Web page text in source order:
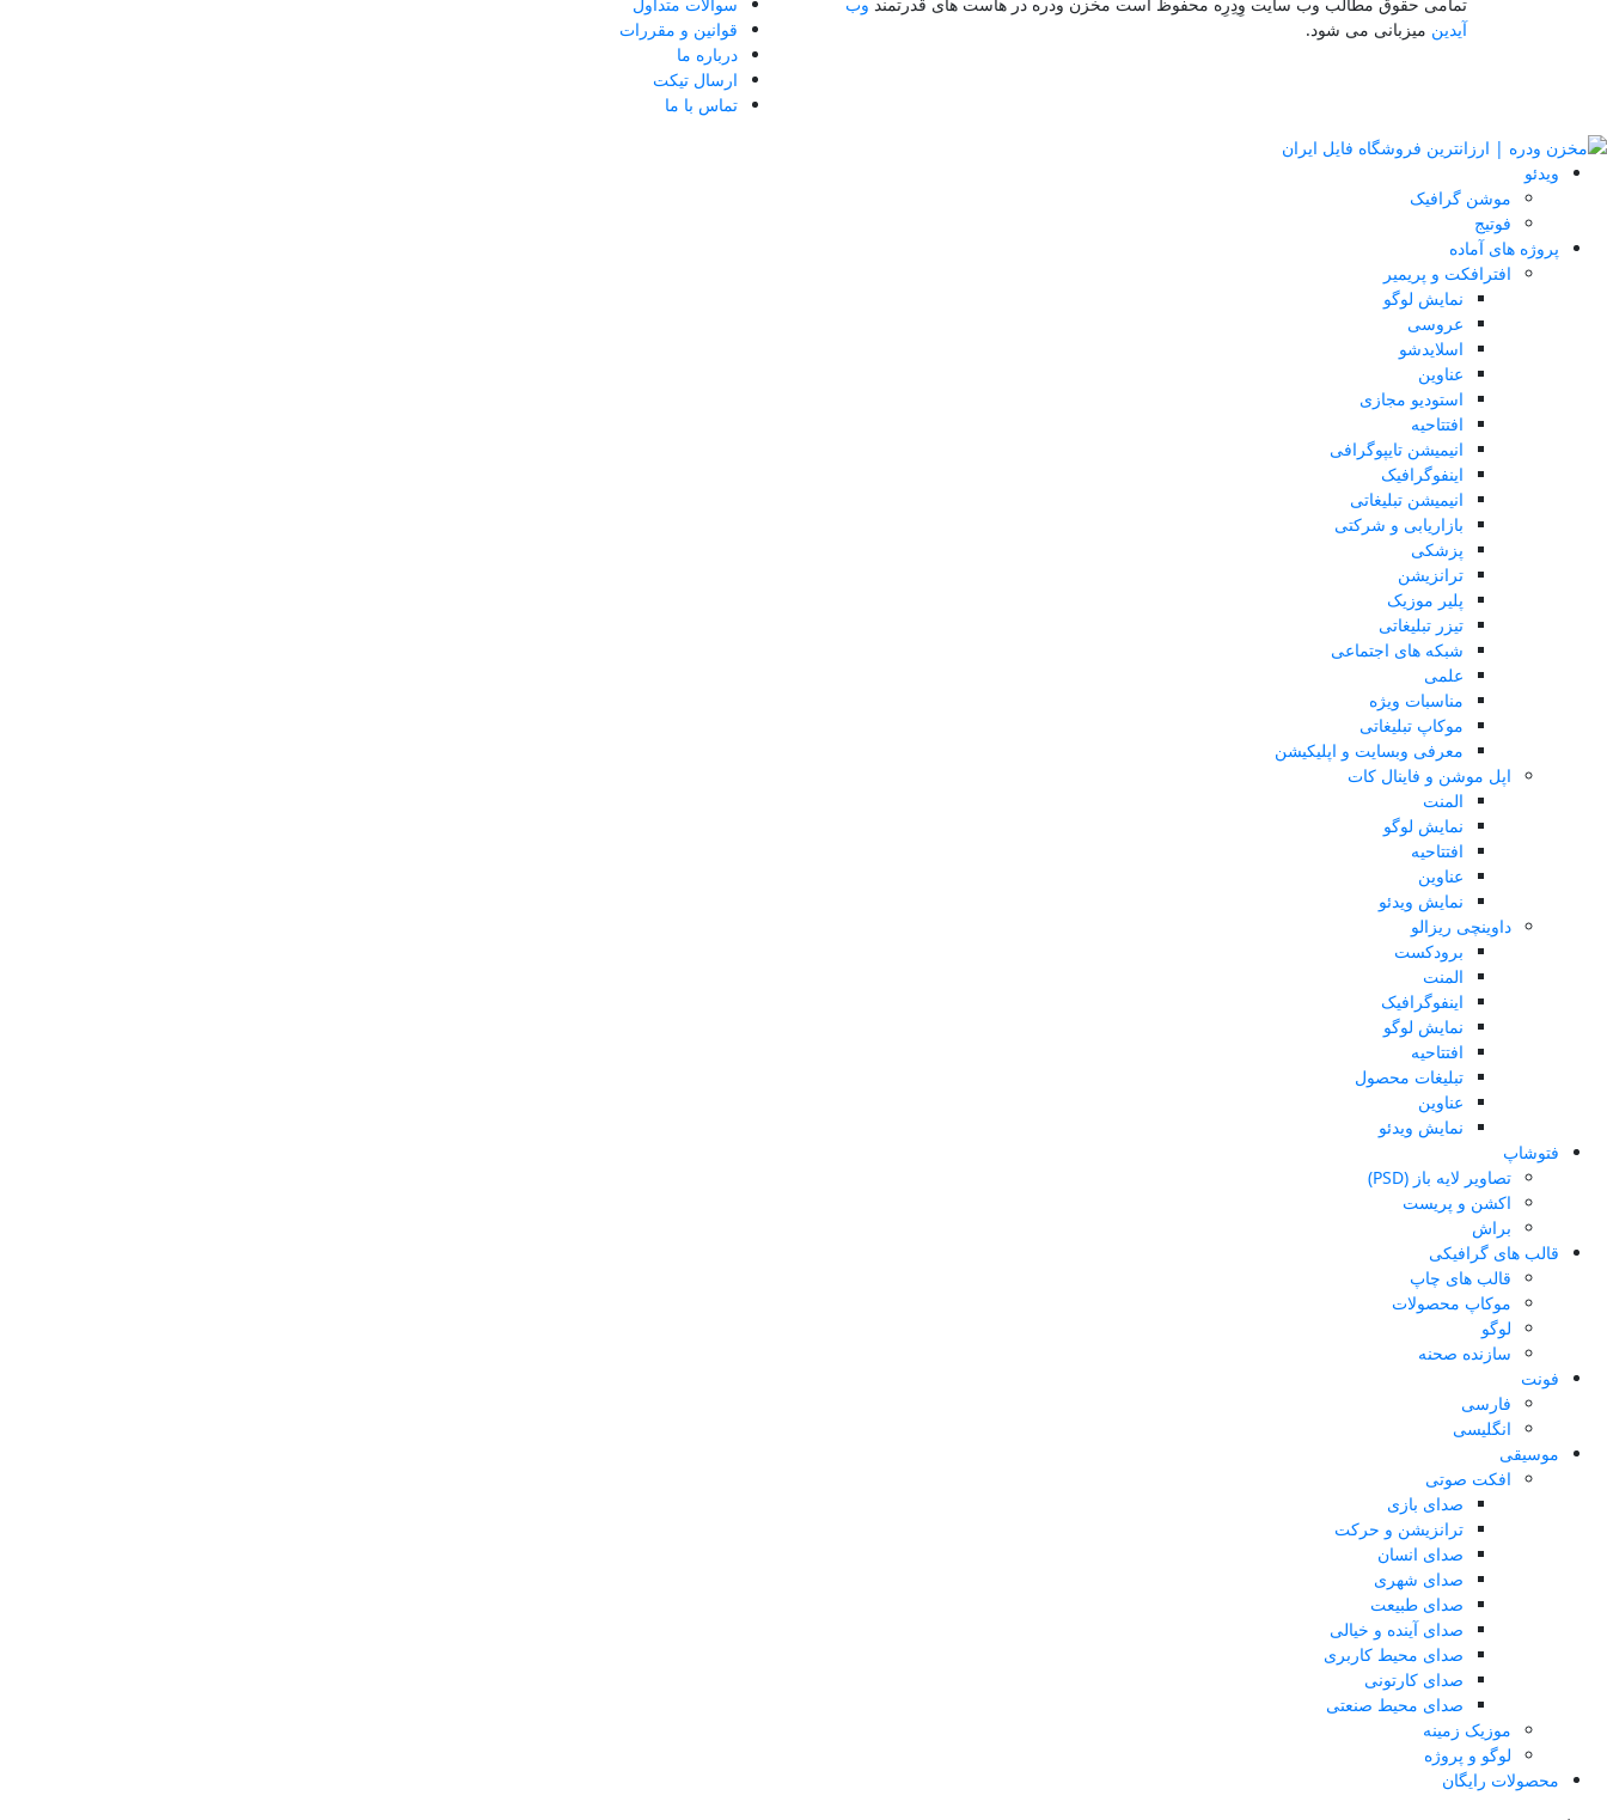
آیدین میزبانی می شود.
قوانین و مقررات
درباره ما
ارسال تیکت
تماس با ما
ویدئو
موشن گرافیک
فوتیج
پروژه های آماده
افترافکت و پریمیر
نمایش لوگو
عروسی
اسلایدشو
عناوین
استودیو مجازی
افتتاحیه
انیمیشن تایپوگرافی
اینفوگرافیک
انیمیشن تبلیغاتی
بازاریابی و شرکتی
پزشکی
ترانزیشن
پلیر موزیک
تیزر تبلیغاتی
شبکه های اجتماعی
علمی
مناسبات ویژه
موکاپ تبلیغاتی
معرفی وبسایت و اپلیکیشن
اپل موشن و فاینال کات
المنت
نمایش لوگو
افتتاحیه
عناوین
نمایش ویدئو
داوینچی ریزالو
برودکست
المنت
اینفوگرافیک
نمایش لوگو
افتتاحیه
تبلیغات محصول
عناوین
نمایش ویدئو
فتوشاپ
تصاویر لایه باز (PSD)
اکشن و پریست
براش
قالب های گرافیکی
قالب های چاپ
موکاپ محصولات
لوگو
سازنده صحنه
فونت
فارسی
انگلیسی
موسیقی
افکت صوتی
صدای بازی
ترانزیشن و حرکت
صدای انسان
صدای شهری
صدای طبیعت
صدای آینده و خیالی
صدای محیط کاربری
صدای کارتونی
صدای محیط صنعتی
موزیک زمینه
لوگو و پروژه
محصولات رایگان